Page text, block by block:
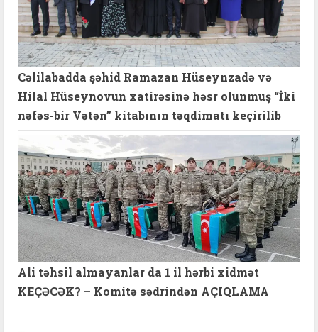
Cəlilabadda şəhid Ramazan Hüseynzadə və
Hilal Hüseynovun xatirəsinə həsr olunmuş “İki
nəfəs-bir Vətən” kitabının təqdimatı keçirilib
Ali təhsil almayanlar da 1 il hərbi xidmət
KEÇƏCƏK? – Komitə sədrindən AÇIQLAMA